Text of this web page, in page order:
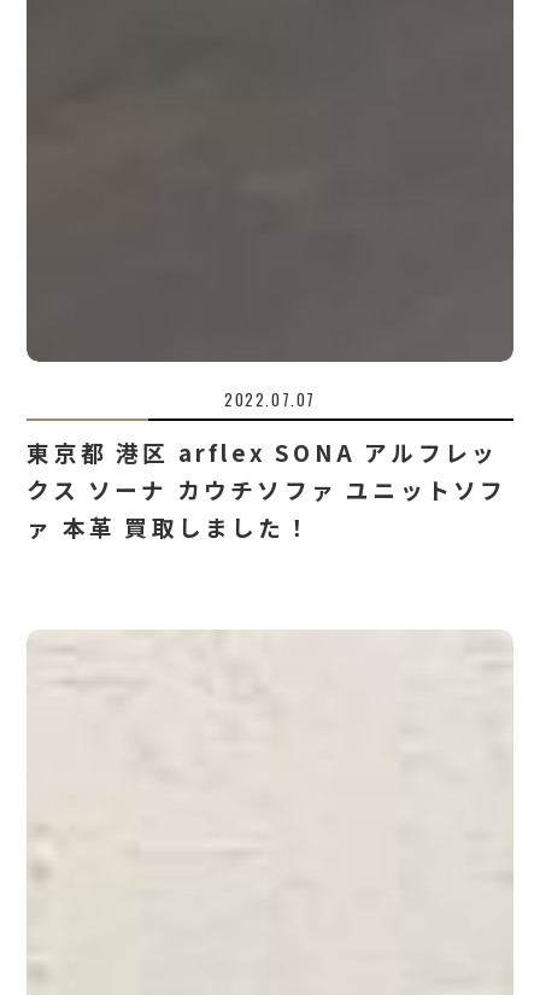
2022.07.07
東京都 港区 arflex SONA アルフレッ
クス ソーナ カウチソファ ユニットソフ
ァ 本革 買取しました！